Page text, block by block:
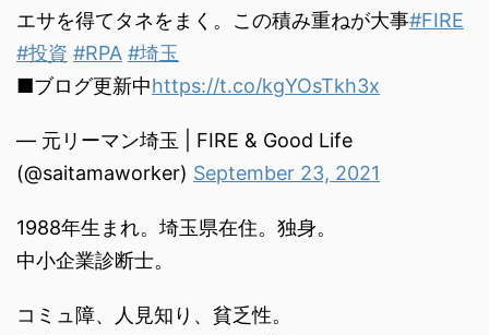
エサを得てタネをまく。この積み重ねが大事#FIRE
#投資 #RPA #埼玉
■ブログ更新中https://t.co/kgYOsTkh3x
— 元リーマン埼玉 | FIRE & Good Life
(@saitamaworker) September 23, 2021
1988年生まれ。埼玉県在住。独身。
中小企業診断士。
コミュ障、人見知り、貧乏性。